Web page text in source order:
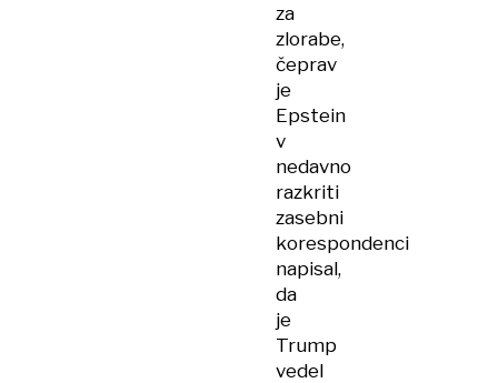
za
zlorabe,
čeprav
je
Epstein
v
nedavno
razkriti
zasebni
korespondenci
napisal,
da
je
Trump
vedel